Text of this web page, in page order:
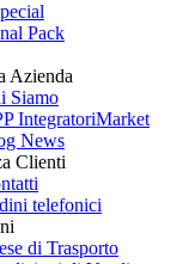
Pack
Azienda
Siamo
IntegratoriMarket
News
Clienti
telefonici
di Trasporto